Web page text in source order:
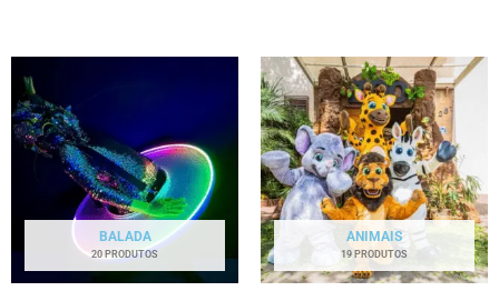
BALADA
20 PRODUTOS
ANIMAIS
19 PRODUTOS